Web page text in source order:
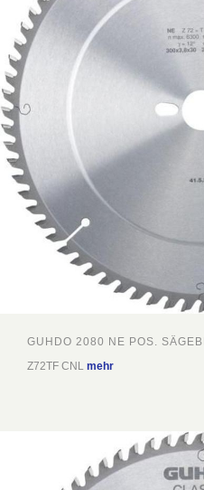
GUHDO 2080 NE POS.
Z72TF CNL mehr